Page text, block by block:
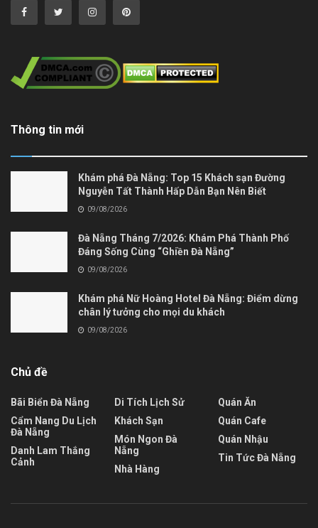
Thông tin mới
Khám phá Đà Nẵng: Top 15 Khách sạn Đường
Nguyễn Tất Thành Hấp Dẫn Bạn Nên Biết
09/08/2026
Đà Nẵng Tháng 7/2026: Khám Phá Thành Phố
Đáng Sống Cùng “Ghiền Đà Nẵng”
09/08/2026
Khám phá Nữ Hoàng Hotel Đà Nẵng: Điểm dừng
chân lý tưởng cho mọi du khách
09/08/2026
Chủ đề
Bãi Biển Đà Nẵng
Cẩm Nang Du Lịch
Đà Nẵng
Danh Lam Thắng
Cảnh
Di Tích Lịch Sử
Khách Sạn
Món Ngon Đà
Nẵng
Nhà Hàng
Quán Ăn
Quán Cafe
Quán Nhậu
Tin Tức Đà Nẵng